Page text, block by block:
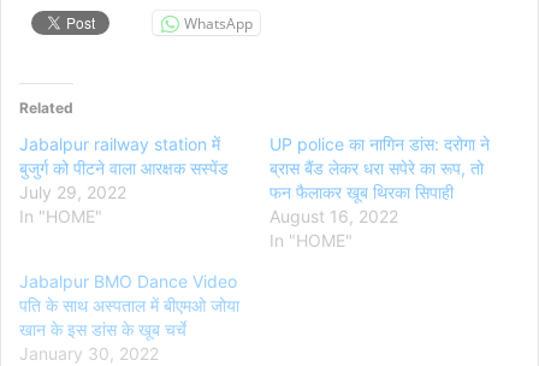
WhatsApp
Related
Jabalpur railway station में
बुजुर्ग को पीटने वाला आरक्षक सस्पेंड
July 29, 2022
In "HOME"
UP police का नागिन डांस: दरोगा ने
ब्रास बैंड लेकर धरा सपेरे का रूप, तो
फन फैलाकर खूब थिरका सिपाही
August 16, 2022
In "HOME"
Jabalpur BMO Dance Video
पति के साथ अस्पताल में बीएमओ जोया
खान के इस डांस के खूब चर्चे
January 30, 2022